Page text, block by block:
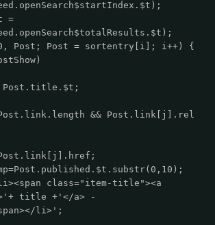
=
Post; Post = sortentry[i]; i++) {
&& Post.link[j].rel
class="item-title"><a
title +'</a> -
li>';